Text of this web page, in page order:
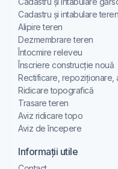
Cadastru și intabulare teren
Alipire teren
Dezmembrare teren
Întocmire releveu
Înscriere construcție nouă
Rectificare, repoziționare,
Ridicare topografică
Trasare teren
Aviz ridicare topo
Aviz de începere
Informații utile